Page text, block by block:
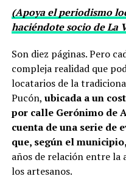
(Apoya el periodismo
haciéndote socio de La
Son diez páginas. Pero
compleja realidad que
locatarios de la
Pucón, ubicada a un
por calle Gerónimo de
cuenta de una serie de
que, según el municipio,
años de relación entre
los artesanos.